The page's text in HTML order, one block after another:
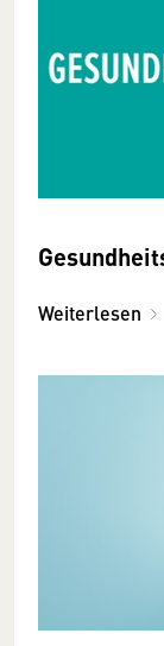
Weiterlesen